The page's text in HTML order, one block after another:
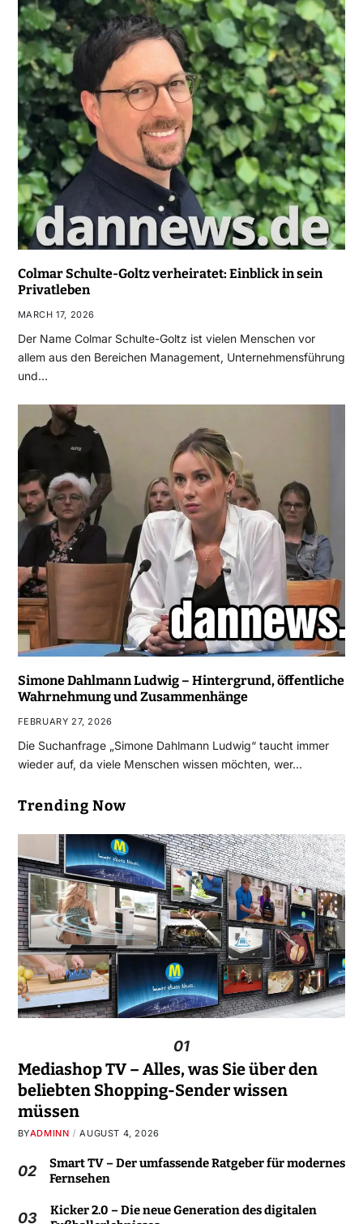
Colmar Schulte-Goltz verheiratet: Einblick in sein
Privatleben
MARCH 17, 2026
Der Name Colmar Schulte-Goltz ist vielen Menschen vor
allem aus den Bereichen Management, Unternehmensführung
und…
Simone Dahlmann Ludwig – Hintergrund, öffentliche
Wahrnehmung und Zusammenhänge
FEBRUARY 27, 2026
Die Suchanfrage „Simone Dahlmann Ludwig“ taucht immer
wieder auf, da viele Menschen wissen möchten, wer…
Trending Now
01
Mediashop TV – Alles, was Sie über den
beliebten Shopping-Sender wissen
müssen
BYADMINN AUGUST 4, 2026
02
Smart TV – Der umfassende Ratgeber für modernes
Fernsehen
03
Kicker 2.0 – Die neue Generation des digitalen